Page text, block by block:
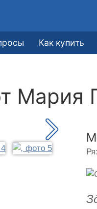
Как купить
Мария